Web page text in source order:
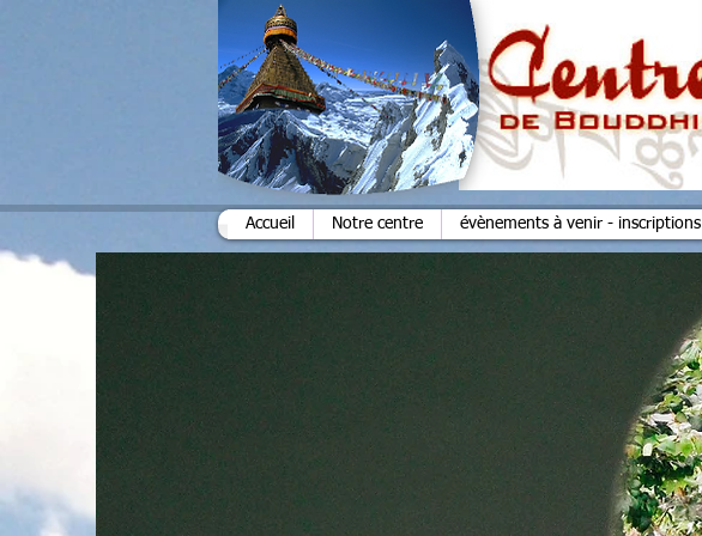
Accueil Notre centre évènements à venir - inscriptions